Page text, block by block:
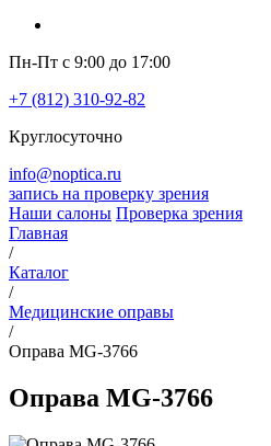
Пн-Пт с 9:00 до 17:00
+7 (812) 310-92-82
Круглосуточно
info@noptica.ru
запись на проверку зрения
Наши салоны Проверка зрения
Главная
/
Каталог
/
Медицинские оправы
/
Оправа MG-3766
Оправа MG-3766